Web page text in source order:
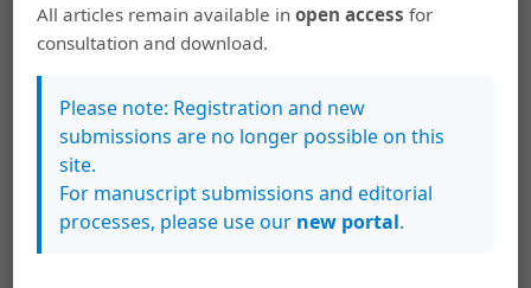
Chaves, Mario Fernández Arce
Análisis bibliométrico de los trabajos finales
de graduación con grado en Geografía de la
Universidad de Costa Rica, 1966-2021
PDF EPUB
All articles remain available inopen access for
consultation and download.
Please note: Registration and new
submissions are no longer possible on this
site.
For manuscript submissions and editorial
processes, please use our new portal.